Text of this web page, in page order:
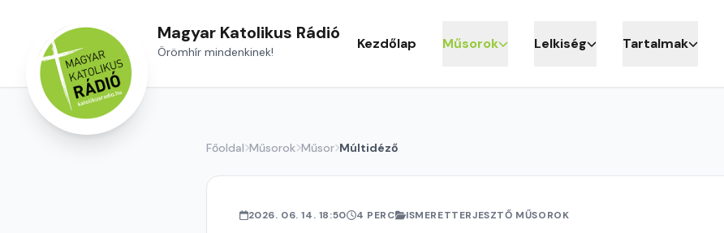
Magyar Katolikus Rádió
Örömhír mindenkinek! Kezdőlap Műsorok Lelkiség Tartalmak
Főoldal Műsorok Műsor Múltidéző
2026. 06. 14. 18:50 4 PERC ISMERETTERJESZTŐ MŰSOROK